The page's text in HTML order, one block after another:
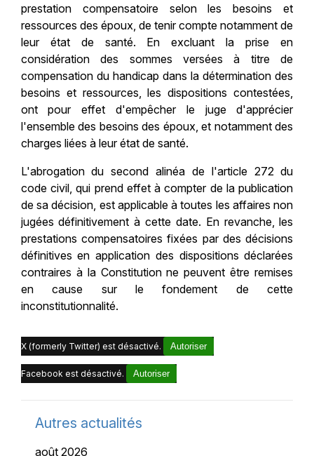
prestation compensatoire selon les besoins et
ressources des époux, de tenir compte notamment de
leur état de santé. En excluant la prise en
considération des sommes versées à titre de
compensation du handicap dans la détermination des
besoins et ressources, les dispositions contestées,
ont pour effet d'empêcher le juge d'apprécier
l'ensemble des besoins des époux, et notamment des
charges liées à leur état de santé.
L'abrogation du second alinéa de l'article 272 du
code civil, qui prend effet à compter de la publication
de sa décision, est applicable à toutes les affaires non
jugées définitivement à cette date. En revanche, les
prestations compensatoires fixées par des décisions
définitives en application des dispositions déclarées
contraires à la Constitution ne peuvent être remises
en cause sur le fondement de cette
inconstitutionnalité.
X (formerly Twitter) est désactivé. Autoriser
Facebook est désactivé. Autoriser
Autres actualités
août 2026